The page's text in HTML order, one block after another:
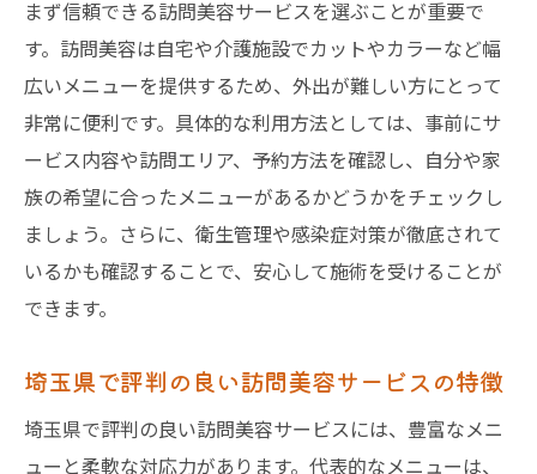
まず信頼できる訪問美容サービスを選ぶことが重要で
す。訪問美容は自宅や介護施設でカットやカラーなど幅
広いメニューを提供するため、外出が難しい方にとって
非常に便利です。具体的な利用方法としては、事前にサ
ービス内容や訪問エリア、予約方法を確認し、自分や家
族の希望に合ったメニューがあるかどうかをチェックし
ましょう。さらに、衛生管理や感染症対策が徹底されて
いるかも確認することで、安心して施術を受けることが
できます。
埼玉県で評判の良い訪問美容サービスの特徴
埼玉県で評判の良い訪問美容サービスには、豊富なメニ
ューと柔軟な対応力があります。代表的なメニューは、